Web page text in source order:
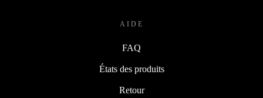
AIDE
FAQ
États des produits
Retour